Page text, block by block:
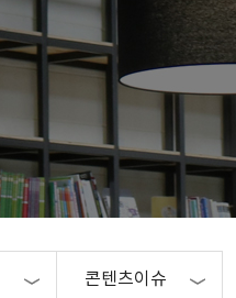
콘텐츠이슈